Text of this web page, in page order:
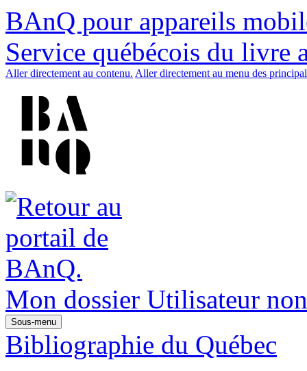
BAnQ pour appareils
Service québécois du livre
Aller directement au contenu. Aller directement au menu des
Mon dossier Utilisateur
Sous-menu
Bibliographie du Québec